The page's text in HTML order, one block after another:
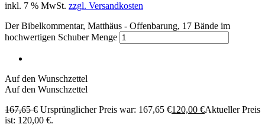
inkl. 7 % MwSt. zzgl. Versandkosten
Der Bibelkommentar, Matthäus - Offenbarung, 17 Bände im
hochwertigen Schuber Menge
Auf den Wunschzettel
Auf den Wunschzettel
167,65€ Ursprünglicher Preis war: 167,65 €120,00 €Aktueller Preis
ist: 120,00 €.